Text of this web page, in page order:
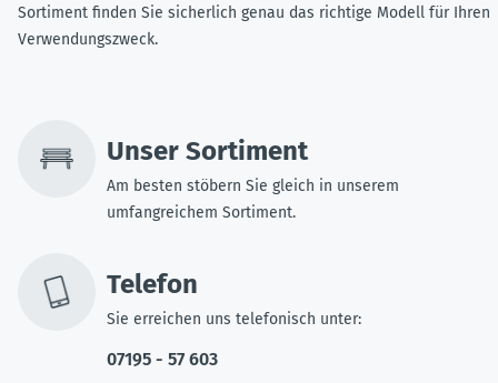
Sortiment finden Sie sicherlich genau das richtige Modell für Ihren
Verwendungszweck.
Unser Sortiment
Am besten stöbern Sie gleich in unserem
umfangreichem Sortiment.
Telefon
Sie erreichen uns telefonisch unter:
07195 - 57 603